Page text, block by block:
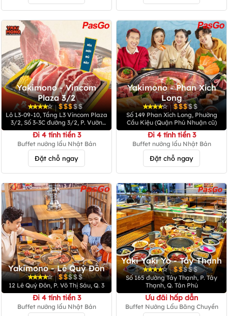
Yakimono - Vincom
Plaza 3/2
|
Lô L3-09-10, Tầng L3 Vincom Plaza
3/2, Số 3-3C đường 3/2, P. Vườn
Lài
Đi 4 tính tiền 3
Buffet nướng lẩu Nhật Bản
Đặt chỗ ngay
Yakimono - Phan Xích
Long
|
Số 149 Phan Xích Long, Phường
Cầu Kiệu (Quận Phú Nhuận cũ)
Đi 4 tính tiền 3
Buffet nướng lẩu Nhật Bản
Đặt chỗ ngay
Yakimono - Lê Quý Đôn
|
12 Lê Quý Đôn, P. Võ Thị Sáu, Q. 3
Đi 4 tính tiền 3
Buffet nướng lẩu Nhật Bản
Yaki Yaki Yo - Tây Thạnh
|
Số 165 đường Tây Thạnh, P. Tây
Thạnh, Q. Tân Phú
Ưu đãi hấp dẫn
Buffet Nướng Lẩu Băng Chuyền